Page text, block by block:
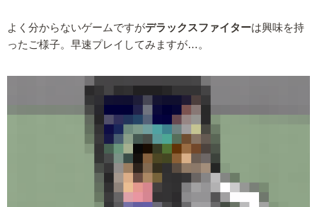
よく分からないゲームですがデラックスファイターは興味を持
ったご様子。早速プレイしてみますが…。